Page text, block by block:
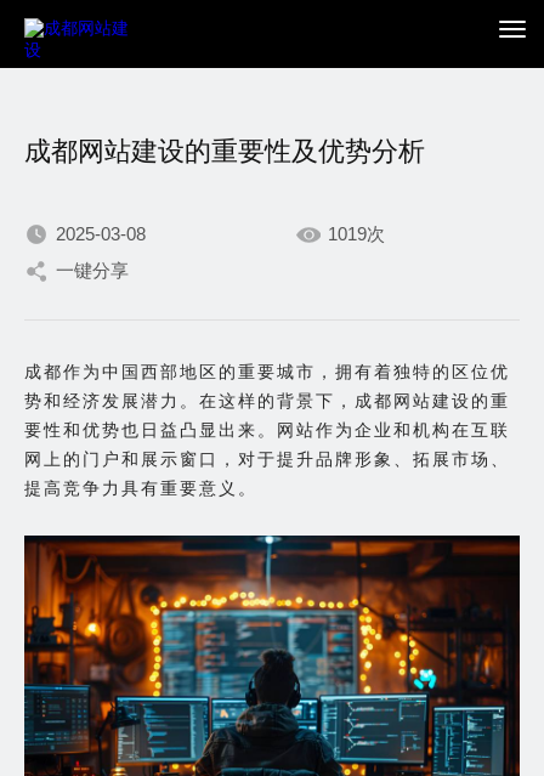
只为在数字世界打造更加
出色的你。
成都网站建设的重要性及优势分析
2025-03-08
1019次
一键分享
成都作为中国西部地区的重要城市，拥有着独特的区位优
势和经济发展潜力。在这样的背景下，成都网站建设的重
要性和优势也日益凸显出来。网站作为企业和机构在互联
网上的门户和展示窗口，对于提升品牌形象、拓展市场、
提高竞争力具有重要意义。